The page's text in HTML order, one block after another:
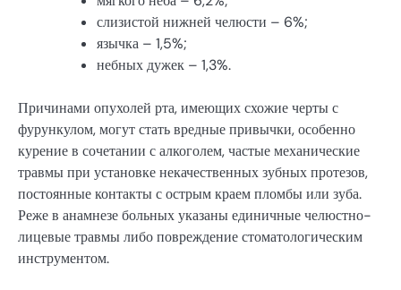
слизистой нижней челюсти – 6%;
язычка – 1,5%;
небных дужек – 1,3%.
Причинами опухолей рта, имеющих схожие черты с
фурункулом, могут стать вредные привычки, особенно
курение в сочетании с алкоголем, частые механические
травмы при установке некачественных зубных протезов,
постоянные контакты с острым краем пломбы или зуба.
Реже в анамнезе больных указаны единичные челюстно-
лицевые травмы либо повреждение стоматологическим
инструментом.